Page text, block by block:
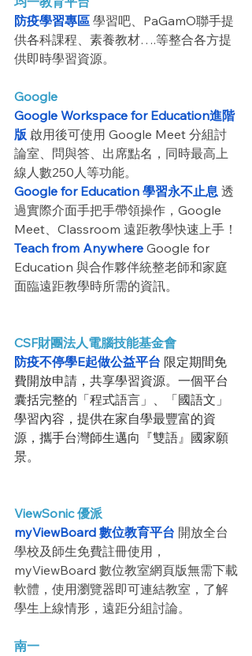
防疫學習專區 學習吧、PaGamO聯手提
供各科課程、素養教材….等整合各方提
供即時學習資源。
Google
Google Workspace for Education進階
版 啟用後可使用 Google Meet 分組討
論室、問與答、出席點名，同時最高上
線人數250人等功能。
Google for Education 學習永不止息 透
過實際介面手把手帶領操作，Google
Meet、Classroom 遠距教學快速上手！
Teach from Anywhere Google for
Education 與合作夥伴統整老師和家庭
面臨遠距教學時所需的資訊。
CSF財團法人電腦技能基金會
防疫不停學E起做公益平台 限定期間免
費開放申請，共享學習資源。一個平台
囊括完整的「程式語言」、「國語文」
學習內容，提供在家自學最豐富的資
源，攜手台灣師生邁向『雙語』國家願
景。
ViewSonic 優派
myViewBoard 數位教育平台 開放全台
學校及師生免費註冊使用，
myViewBoard 數位教室網頁版無需下載
軟體，使用瀏覽器即可連結教室，了解
學生上線情形，遠距分組討論。
南一